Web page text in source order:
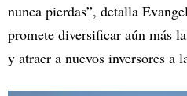
nunca pierdas”, detalla
promete diversificar aún más
y atraer a nuevos inversores a